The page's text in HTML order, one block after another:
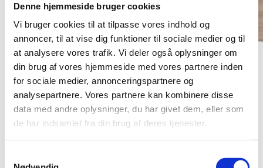
Denne hjemmeside bruger cookies
Vi bruger cookies til at tilpasse vores indhold og
annoncer, til at vise dig funktioner til sociale medier og til
at analysere vores trafik. Vi deler også oplysninger om
din brug af vores hjemmeside med vores partnere inden
for sociale medier, annonceringspartnere og
analysepartnere. Vores partnere kan kombinere disse
data med andre oplysninger, du har givet dem, eller som
de har indsamlet fra din brug af deres tjenester.